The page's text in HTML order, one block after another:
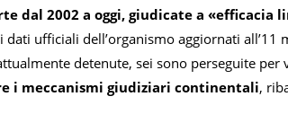
dal 2002 a oggi, giudicate a «efficacia
ufficiali dell’organismo aggiornati
detenute, sei sono perseguite per
i meccanismi giudiziari continentali,